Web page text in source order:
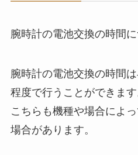
腕時計の電池交換の時間
腕時計の電池交換の時間
程度で行うことができます
こちらも機種や場合によ
場合があります。